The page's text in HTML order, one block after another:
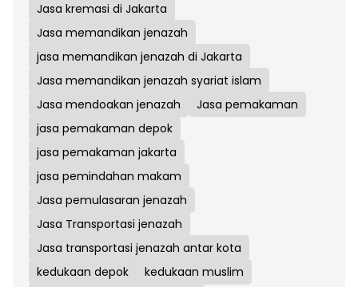
Jasa kremasi di Jakarta
Jasa memandikan jenazah
jasa memandikan jenazah di Jakarta
Jasa memandikan jenazah syariat islam
Jasa mendoakan jenazah
Jasa pemakaman
jasa pemakaman depok
jasa pemakaman jakarta
jasa pemindahan makam
Jasa pemulasaran jenazah
Jasa Transportasi jenazah
Jasa transportasi jenazah antar kota
kedukaan depok
kedukaan muslim